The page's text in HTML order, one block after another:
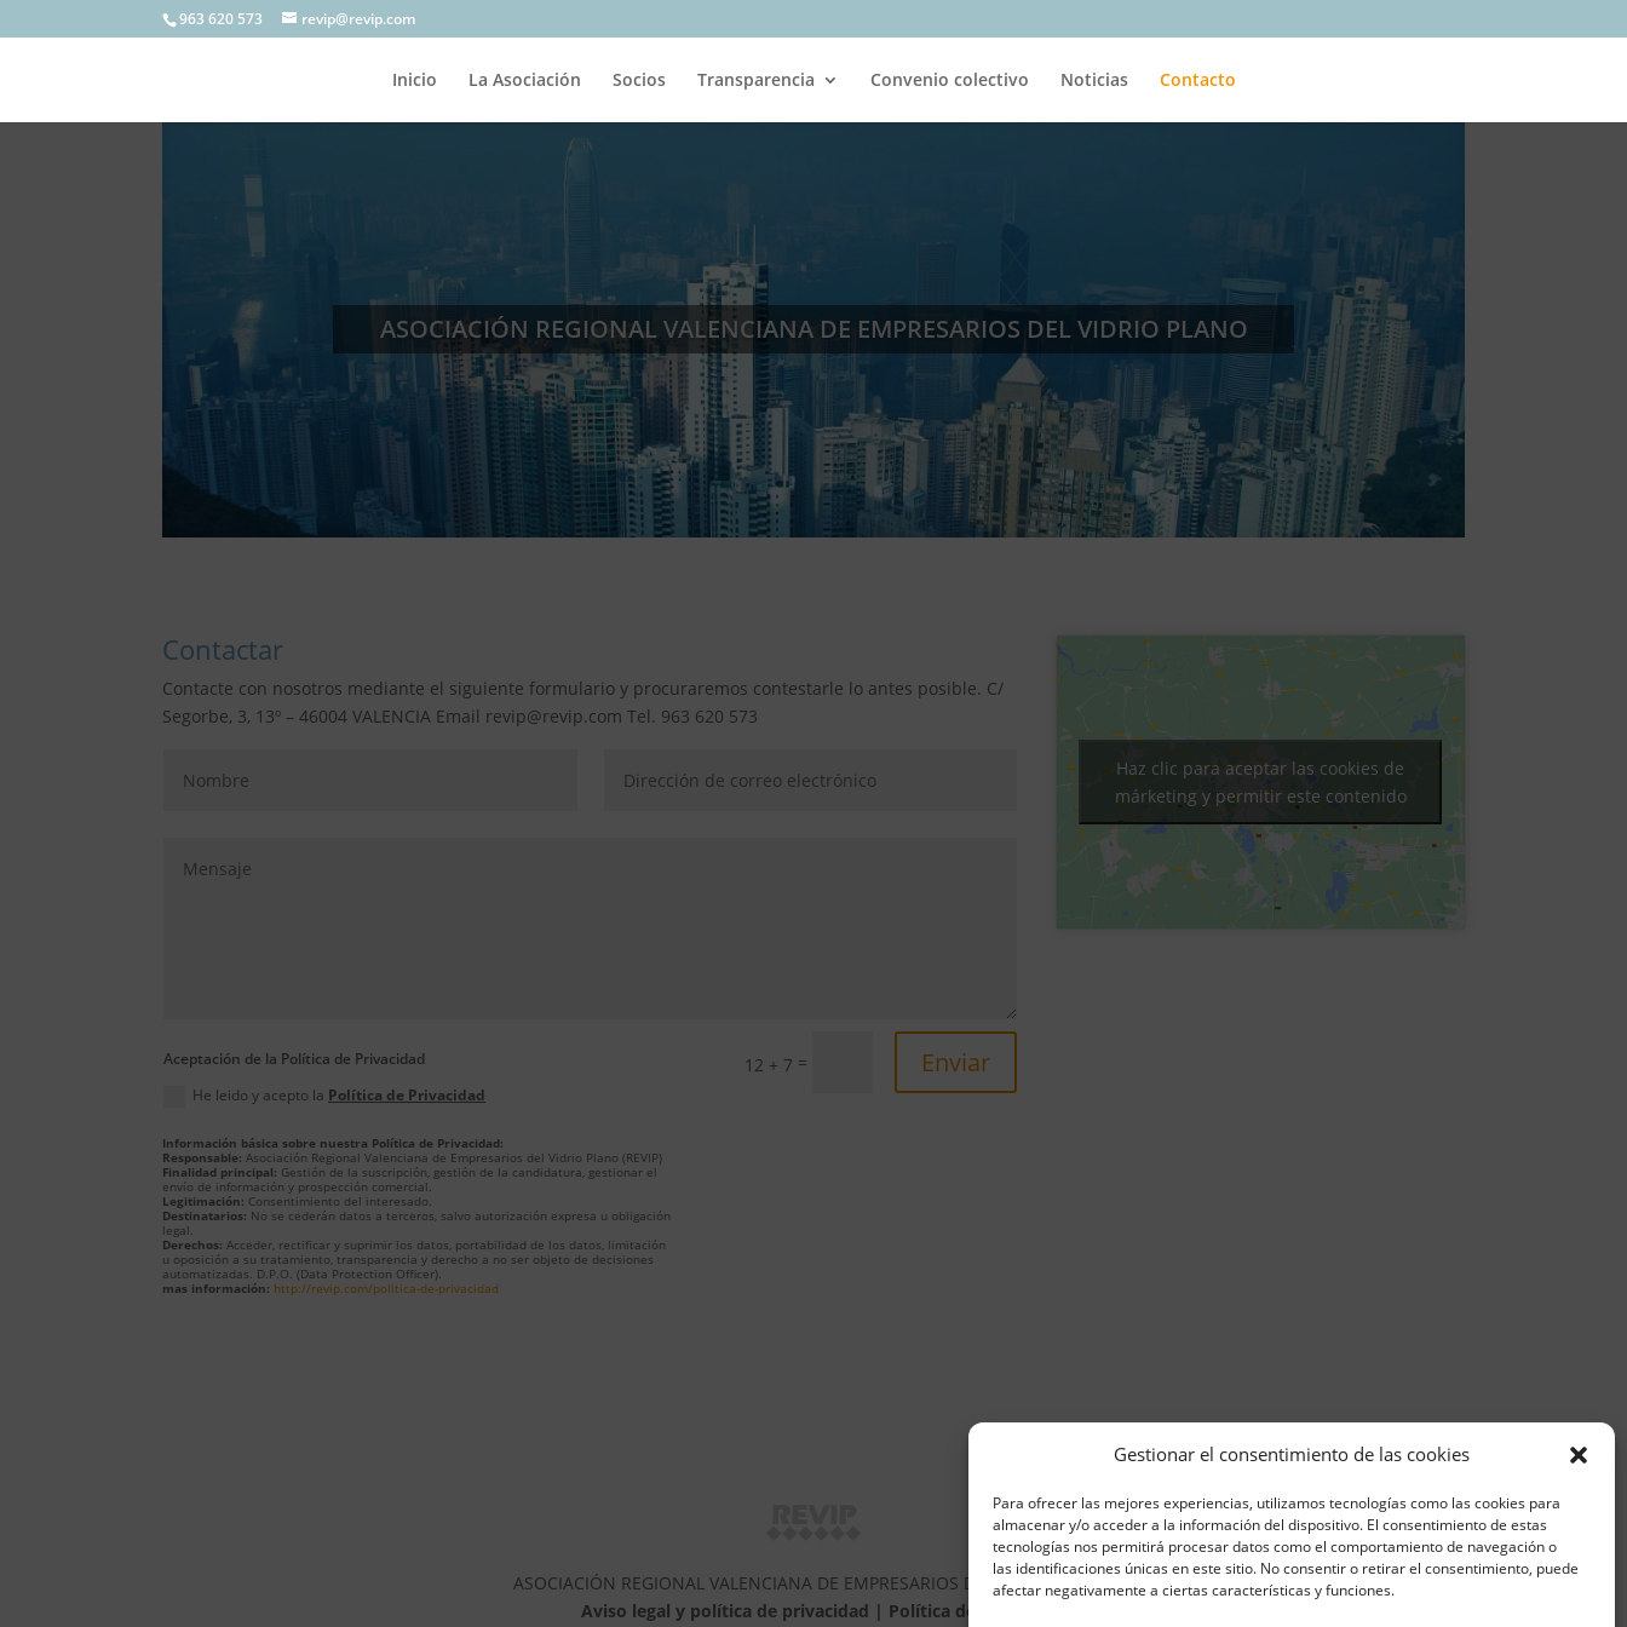
Gestionar el consentimiento de las cookies
Para ofrecer las mejores experiencias, utilizamos tecnologías como las cookies para
almacenar y/o acceder a la información del dispositivo. El consentimiento de estas
tecnologías nos permitirá procesar datos como el comportamiento de navegación o
las identificaciones únicas en este sitio. No consentir o retirar el consentimiento, puede
afectar negativamente a ciertas características y funciones.
963 620 573 revip@revip.com
Inicio La Asociación Socios Transparencia Convenio colectivo Noticias Contacto
ASOCIACIÓN REGIONAL VALENCIANA DE EMPRESARIOS DEL VIDRIO PLANO
Contactar
Contacte con nosotros mediante el siguiente formulario y procuraremos contestarle lo antes posible. C/
Segorbe, 3, 13º – 46004 VALENCIA Email revip@revip.com Tel. 963 620 573
Aceptación de la Política de Privacidad
He leido y acepto la Política de Privacidad
12 + 7 = Enviar
Información básica sobre nuestra Política de Privacidad:
Responsable: Asociación Regional Valenciana de Empresarios del Vidrio Plano (REVIP)
Finalidad principal: Gestión de la suscripción, gestión de la candidatura, gestionar el
envío de información y prospección comercial.
Legitimación: Consentimiento del interesado.
Destinatarios: No se cederán datos a terceros, salvo autorización expresa u obligación
legal.
Derechos: Acceder, rectificar y suprimir los datos, portabilidad de los datos, limitación
u oposición a su tratamiento, transparencia y derecho a no ser objeto de decisiones
automatizadas. D.P.O. (Data Protection Officer).
mas información: http://revip.com/politica-de-privacidad
Haz clic para aceptar las cookies de
márketing y permitir este contenido
ASOCIACIÓN REGIONAL VALENCIANA DE EMPRESARIOS DEL VIDRIO PLANO
Aviso legal y política de privacidad | Política de Cookies